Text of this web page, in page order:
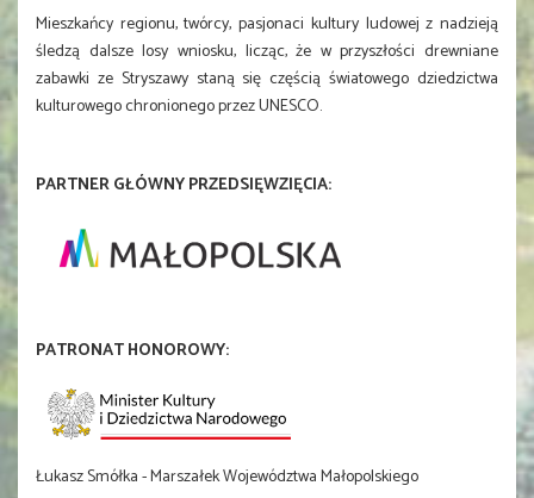
Mieszkańcy regionu, twórcy, pasjonaci kultury ludowej z nadzieją
śledzą dalsze losy wniosku, licząc, że w przyszłości drewniane
zabawki ze Stryszawy staną się częścią światowego dziedzictwa
kulturowego chronionego przez UNESCO.
PARTNER GŁÓWNY PRZEDSIĘWZIĘCIA:
PATRONAT HONOROWY:
Łukasz Smółka - Marszałek Województwa Małopolskiego